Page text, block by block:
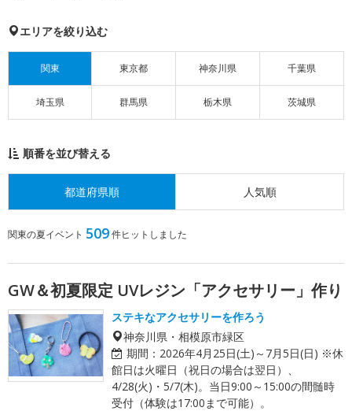
エリアを絞り込む
関東 東京都 神奈川県 千葉県
埼玉県 群馬県 栃木県 茨城県
順番を並び替える
都道府県順 人気順
関東の夏イベント 509件ヒットしました
GW＆初夏限定 UVレジン「アクセサリー」作り
ステキなアクセサリーを作ろう
神奈川県・相模原市緑区
期間： 2026年4月25日(土)～7月5日(日) ※休
館日は火曜日（祝日の場合は翌日）、
4/28(火)・5/7(木)。当日9:00～15:00の間髄時
受付（体験は17:00まで可能）。